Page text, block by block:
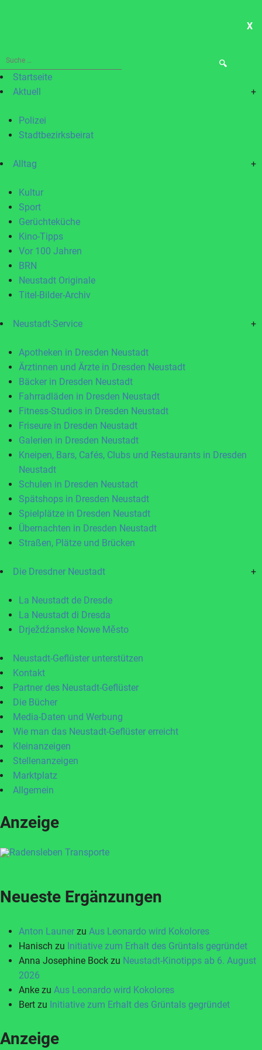
X
Suche
nach:Startseite
Aktuell
+
Polizei
Stadtbezirksbeirat
Alltag +
Kultur
Sport
Gerüchteküche
Kino-Tipps
Vor 100 Jahren
BRN
Neustadt Originale
Titel-Bilder-Archiv
Neustadt-Service +
Apotheken in Dresden Neustadt
Ärztinnen und Ärzte in Dresden Neustadt
Bäcker in Dresden Neustadt
Fahrradläden in Dresden Neustadt
Fitness-Studios in Dresden Neustadt
Friseure in Dresden Neustadt
Galerien in Dresden Neustadt
Kneipen, Bars, Cafés, Clubs und Restaurants in Dresden
Neustadt
Schulen in Dresden Neustadt
Spätshops in Dresden Neustadt
Spielplätze in Dresden Neustadt
Übernachten in Dresden Neustadt
Straßen, Plätze und Brücken
Die Dresdner Neustadt +
La Neustadt de Dresde
La Neustadt di Dresda
Drježdźanske Nowe Město
Neustadt-Geflüster unterstützen
Kontakt
Partner des Neustadt-Geflüster
Die Bücher
Media-Daten und Werbung
Wie man das Neustadt-Geflüster erreicht
Kleinanzeigen
Stellenanzeigen
Marktplatz
Allgemein
Anzeige
Neueste Ergänzungen
Anton Launer zu Aus Leonardo wird Kokolores
Hanisch zu Initiative zum Erhalt des Grüntals gegründet
Anna Josephine Bock zu Neustadt-Kinotipps ab 6. August
2026
Anke zu Aus Leonardo wird Kokolores
Bert zu Initiative zum Erhalt des Grüntals gegründet
Anzeige